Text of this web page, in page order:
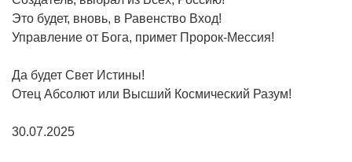
Это будет, вновь, в Равенство Вход!
Управление от Бога, примет Пророк-Мессия!
Да будет Свет Истины!
Отец Абсолют или Высший Космический Разум!
30.07.2025